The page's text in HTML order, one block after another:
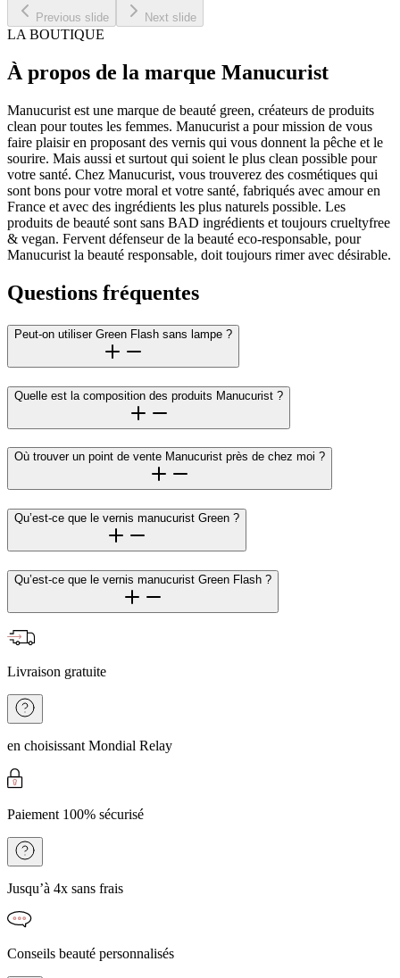
Previous slide Next slide
LA BOUTIQUE
À propos de la marque Manucurist
Manucurist est une marque de beauté green, créateurs de produits
clean pour toutes les femmes. Manucurist a pour mission de vous
faire plaisir en proposant des vernis qui vous donnent la pêche et le
sourire. Mais aussi et surtout qui soient le plus clean possible pour
votre santé. Chez Manucurist, vous trouverez des cosmétiques qui
sont bons pour votre moral et votre santé, fabriqués avec amour en
France et avec des ingrédients les plus naturels possible. Les
produits de beauté sont sans BAD ingrédients et toujours crueltyfree
& vegan. Fervent défenseur de la beauté eco-responsable, pour
Manucurist la beauté responsable, doit toujours rimer avec désirable.
Questions fréquentes
Peut-on utiliser Green Flash sans lampe ?
Quelle est la composition des produits Manucurist ?
Où trouver un point de vente Manucurist près de chez moi ?
Qu’est-ce que le vernis manucurist Green ?
Qu’est-ce que le vernis manucurist Green Flash ?
Livraison gratuite
en choisissant Mondial Relay
Paiement 100% sécurisé
Jusqu’à 4x sans frais
Conseils beauté personnalisés